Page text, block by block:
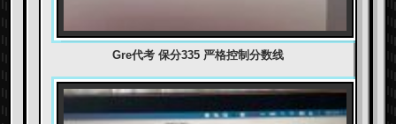
Gre代考 保分335 严格控制分数线